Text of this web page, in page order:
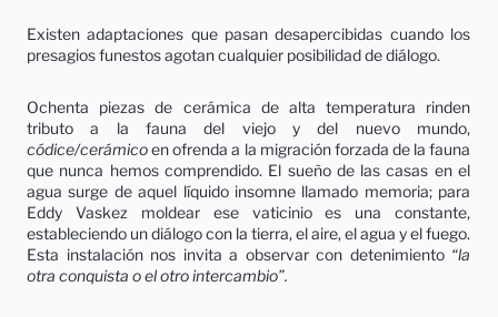
Existen adaptaciones que pasan desapercibidas cuando los
presagios funestos agotan cualquier posibilidad de diálogo.
Ochenta piezas de cerámica de alta temperatura rinden
tributo a la fauna del viejo y del nuevo mundo,
códice/cerámicoen ofrenda a la migración forzada de la fauna
que nunca hemos comprendido. El sueño de las casas en el
agua surge de aquel líquido insomne llamado memoria; para
Eddy Vaskez moldear ese vaticinio es una constante,
estableciendo un diálogo con la tierra, el aire, el agua y el fuego.
Esta instalación nos invita a observar con detenimiento “la
otra conquista o el otro intercambio”.